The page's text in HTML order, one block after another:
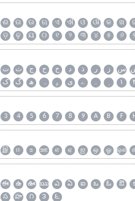
ଈ ଉ ଊ ଋ ଏ ଐ ଓ ଔ କ ଖ
ଡ଼ ଢ଼ ୟ ୦ ୧ ୨ ୩ ୪ ୫ ୬
ت ث ج ح خ د ذ ر ز س
ک گ ھ ہ ۄ ی ے ۔ ۱
3 4 5 6 7 8 9 A B F
இ ஈ உ ஊ எ ஏ ஐ ஒ ஓ ஔ
ఈ ఉ ఊ ఋ ఎ ఏ ఐ ఒ ఓ ఔ
స హ ౧ ౩ ౬